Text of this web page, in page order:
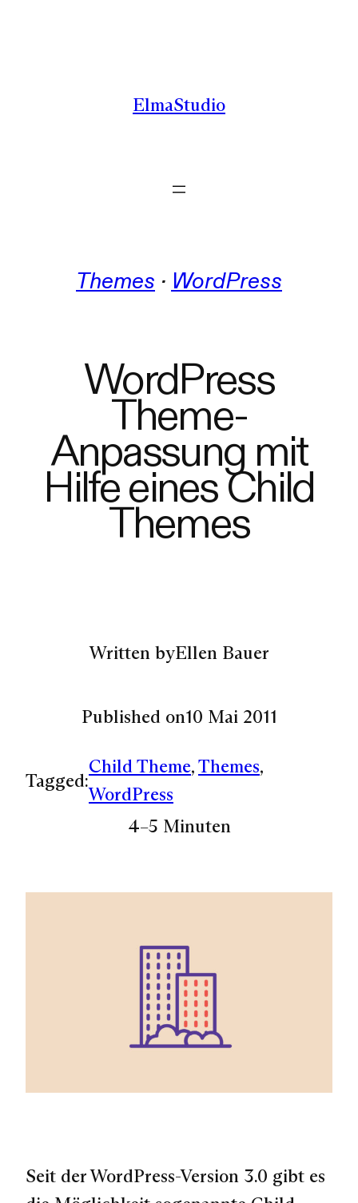
ElmaStudio
Themes · WordPress
WordPress
Theme-
Anpassung mit
Hilfe eines Child
Themes
Written byEllen Bauer
Published on10 Mai 2011
Tagged:
Child Theme, Themes
WordPress
4–5 Minuten
Seit der WordPress-Version 3.0 gibt es